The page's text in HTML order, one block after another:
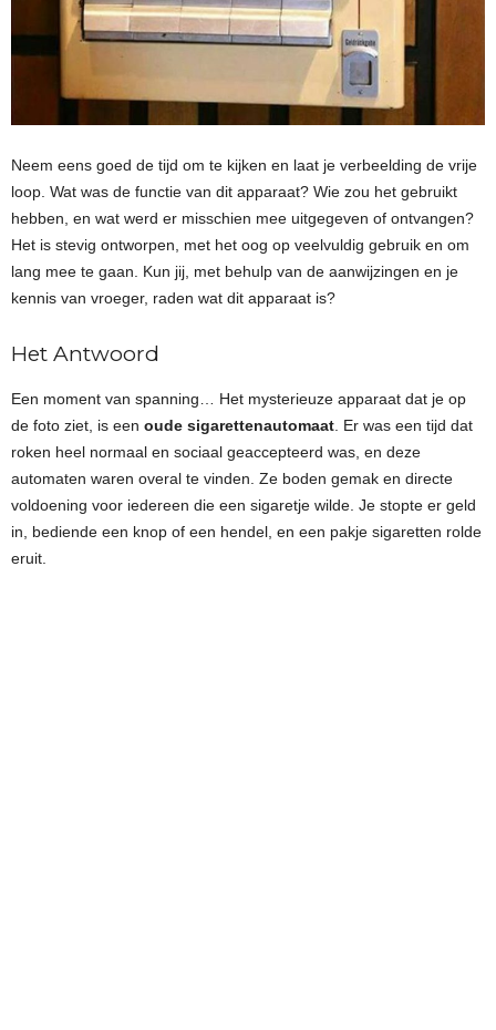
Neem eens goed de tijd om te kijken en laat je verbeelding de vrije
loop. Wat was de functie van dit apparaat? Wie zou het gebruikt
hebben, en wat werd er misschien mee uitgegeven of ontvangen?
Het is stevig ontworpen, met het oog op veelvuldig gebruik en om
lang mee te gaan. Kun jij, met behulp van de aanwijzingen en je
kennis van vroeger, raden wat dit apparaat is?
Het Antwoord
Een moment van spanning… Het mysterieuze apparaat dat je op
de foto ziet, is een oude sigarettenautomaat . Er was een tijd dat
roken heel normaal en sociaal geaccepteerd was, en deze
automaten waren overal te vinden. Ze boden gemak en directe
voldoening voor iedereen die een sigaretje wilde. Je stopte er geld
in, bediende een knop of een hendel, en een pakje sigaretten rolde
eruit.